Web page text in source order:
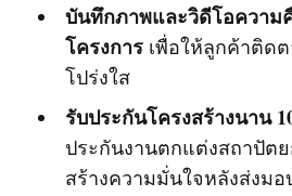
บันทึกภาพและวิดีโอความ
โครงการเพื่อให้ลูกค้าติดต
โปร่งใส
รับประกันโครงสร้างนาน
ประกันงานตกแต่งสถาปัตย
สร้างความมั่นใจหลังส่งมอ